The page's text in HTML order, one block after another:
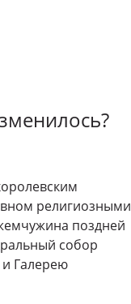
религиозными
поздней
собор
Галерею